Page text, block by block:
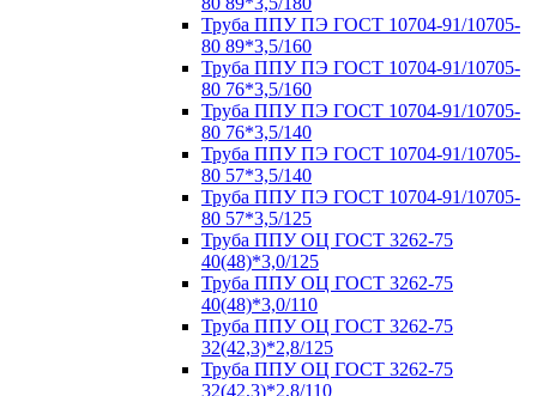
Труба ППУ ПЭ ГОСТ 10704-91/10705-
80 89*3,5/160
Труба ППУ ПЭ ГОСТ 10704-91/10705-
80 76*3,5/160
Труба ППУ ПЭ ГОСТ 10704-91/10705-
80 76*3,5/140
Труба ППУ ПЭ ГОСТ 10704-91/10705-
80 57*3,5/140
Труба ППУ ПЭ ГОСТ 10704-91/10705-
80 57*3,5/125
Труба ППУ ОЦ ГОСТ 3262-75
40(48)*3,0/125
Труба ППУ ОЦ ГОСТ 3262-75
40(48)*3,0/110
Труба ППУ ОЦ ГОСТ 3262-75
32(42,3)*2,8/125
Труба ППУ ОЦ ГОСТ 3262-75
32(42,3)*2,8/110